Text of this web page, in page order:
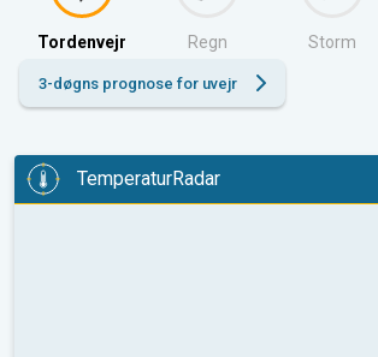
Tordenvejr Regn Storm
3-døgns prognose for uvejr
TemperaturRadar